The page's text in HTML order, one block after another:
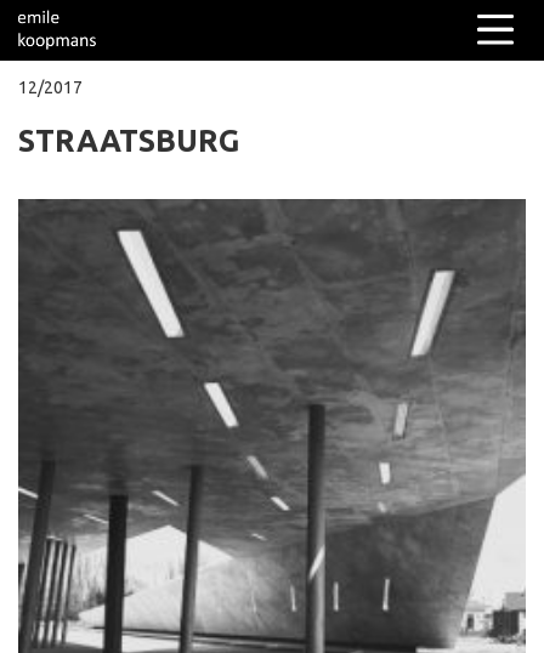
Columns
Over mij
12/2017
STRAATSBURG